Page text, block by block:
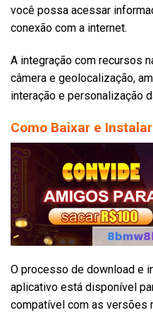
você possa acessar
conexão com a internet.
A integração com recursos
câmera e geolocalização,
interação e personalização
Como Baixar e Instalar
O processo de download e
aplicativo está disponível
compatível com as